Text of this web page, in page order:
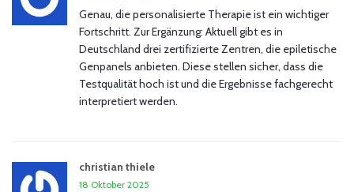
Genau, die personalisierte Therapie ist ein wichtiger
Fortschritt. Zur Ergänzung: Aktuell gibt es in
Deutschland drei zertifizierte Zentren, die epiletische
Genpanels anbieten. Diese stellen sicher, dass die
Testqualität hoch ist und die Ergebnisse fachgerecht
interpretiert werden.
christian thiele
18 Oktober 2025